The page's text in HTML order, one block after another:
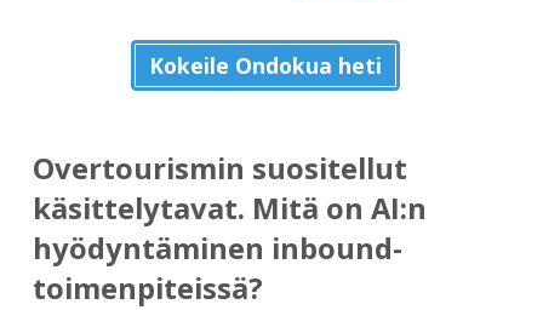
Kokeile Ondokua heti
Overtourismin suositellut
käsittelytavat. Mitä on AI:n
hyödyntäminen inbound-
toimenpiteissä?